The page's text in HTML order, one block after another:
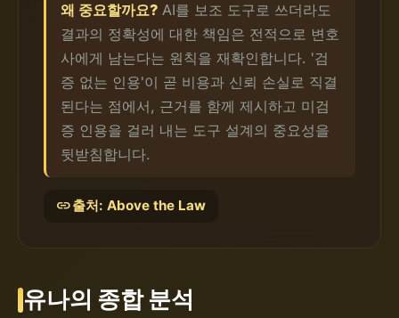
왜 중요할까요? AI를 보조 도구로 쓰더라도
결과의 정확성에 대한 책임은 전적으로 변호
사에게 남는다는 원칙을 재확인합니다. '검
증 없는 인용'이 곧 비용과 신뢰 손실로 직결
된다는 점에서, 근거를 함께 제시하고 미검
증 인용을 걸러 내는 도구 설계의 중요성을
뒷받침합니다.
link출처: Above the Law
유나의 종합 분석